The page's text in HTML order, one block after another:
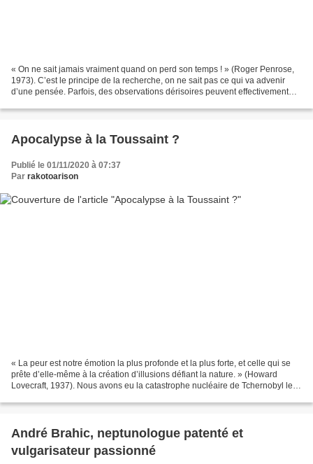
« On ne sait jamais vraiment quand on perd son temps ! » (Roger Penrose,
1973). C’est le principe de la recherche, on ne sait pas ce qui va advenir
d’une pensée. Parfois, des observations dérisoires peuvent effectivement
Apocalypse à la Toussaint ?
Publié le 01/11/2020 à 07:37
Par rakotoarison
« La peur est notre émotion la plus profonde et la plus forte, et celle qui se
prête d’elle-même à la création d’illusions défiant la nature. » (Howard
Lovecraft, 1937). Nous avons eu la catastrophe nucléaire de Tchernobyl le
André Brahic, neptunologue patenté et
vulgarisateur passionné